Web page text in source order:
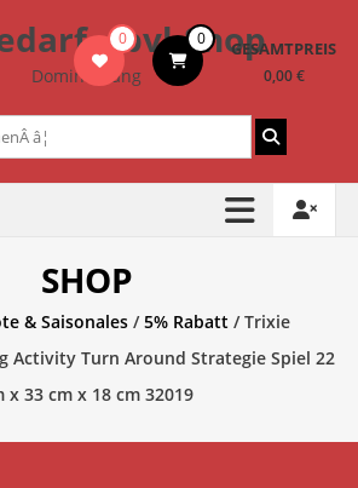
– bvl-Shop
Dominik Lang
0 0 GESAMTPREIS
0,00 €
SHOP
& Saisonales /5% Rabatt / Trixie
Activity Turn Around Strategie Spiel 22
x 33 cm x 18 cm 32019